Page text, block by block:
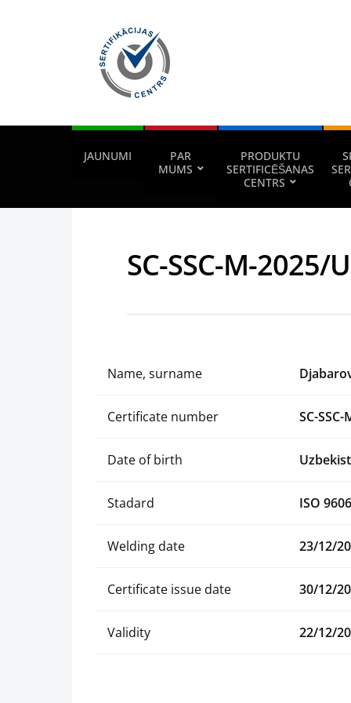
JAUNUMI
PAR
MUMS
PRODUKTU
SERTIFICĒŠANAS
CENTRS
SC-SSC-M-2025/
Name, surname
Certificate number SC-
Date of birth
Stadard ISO
Welding date 23/12/
Certificate issue date 30/12/
Validity 22/12/